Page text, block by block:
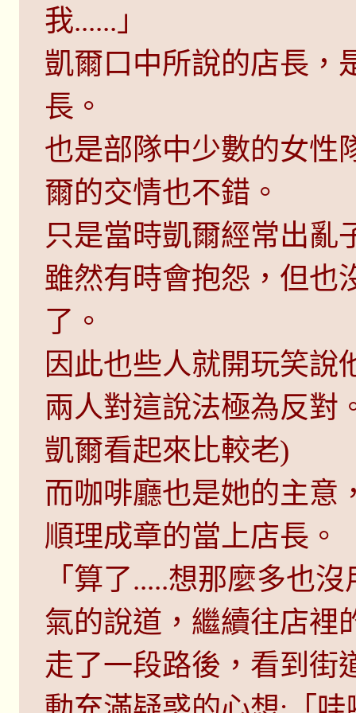
我......」
凱爾口中所說的店長，
長。
也是部隊中少數的女性
爾的交情也不錯。
只是當時凱爾經常出亂
雖然有時會抱怨，但也
了。
因此也些人就開玩笑說
兩人對這說法極為反對
凱爾看起來比較老)
而咖啡廳也是她的主意
順理成章的當上店長。
「算了.....想那麼多也
氣的說道，繼續往店裡
走了一段路後，看到街